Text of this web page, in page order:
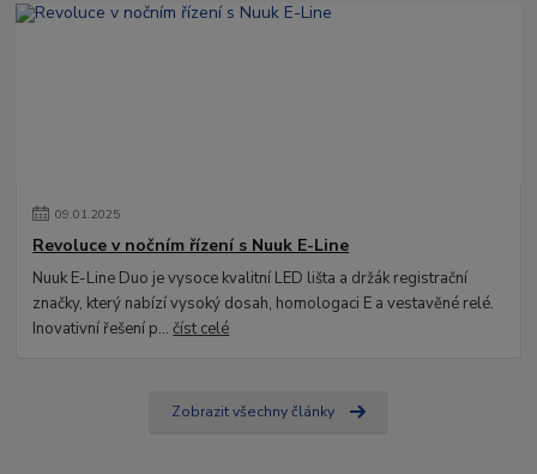
09.01.2025
Revoluce v nočním řízení s Nuuk E-Line
Nuuk E-Line Duo je vysoce kvalitní LED lišta a držák registrační
značky, který nabízí vysoký dosah, homologaci E a vestavěné relé.
Inovativní řešení p...číst celé
Zobrazit všechny články